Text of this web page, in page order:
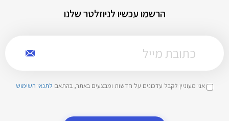
הרשמו עכשיו לניוזלטר שלנו
אני מעוניין לקבל עדכונים על חדשות ומבצעים באתר, בהתאם לתנאי השימוש